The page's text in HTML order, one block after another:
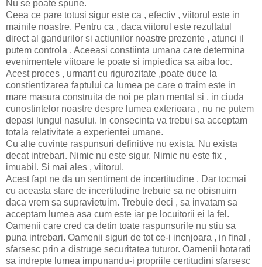
Nu se poate spune.
Ceea ce pare totusi sigur este ca , efectiv , viitorul este in
mainile noastre. Pentru ca , daca viitorul este rezultatul
direct al gandurilor si actiunilor noastre prezente , atunci il
putem controla . Aceeasi constiinta umana care determina
evenimentele viitoare le poate si impiedica sa aiba loc.
Acest proces , urmarit cu rigurozitate ,poate duce la
constientizarea faptului ca lumea pe care o traim este in
mare masura construita de noi pe plan mental si , in ciuda
cunostintelor noastre despre lumea exterioara , nu ne putem
depasi lungul nasului. In consecinta va trebui sa acceptam
totala relativitate a experientei umane.
Cu alte cuvinte raspunsuri definitive nu exista. Nu exista
decat intrebari. Nimic nu este sigur. Nimic nu este fix ,
imuabil. Si mai ales , viitorul.
Acest fapt ne da un sentiment de incertitudine . Dar tocmai
cu aceasta stare de incertitudine trebuie sa ne obisnuim
daca vrem sa supravietuim. Trebuie deci , sa invatam sa
acceptam lumea asa cum este iar pe locuitorii ei la fel.
Oamenii care cred ca detin toate raspunsurile nu stiu sa
puna intrebari. Oamenii siguri de tot ce-i incnjoara , in final ,
sfarsesc prin a distruge securitatea tuturor. Oamenii hotarati
sa indrepte lumea impunandu-i propriile certitudini sfarsesc